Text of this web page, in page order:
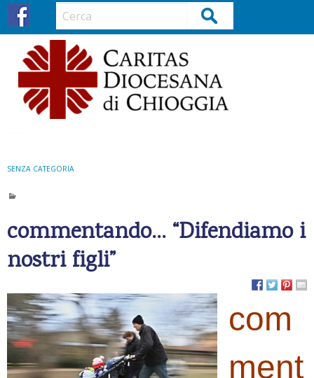
Cerca
SENZA CATEGORIA
commentando… “Difendiamo i
nostri figli”
com
ment